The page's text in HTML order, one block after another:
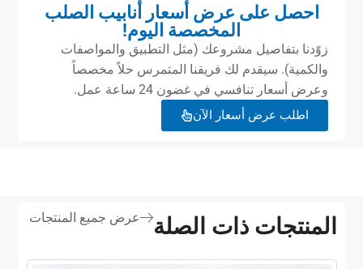
احصل على عرض أسعار أنابيب الصلب
المخصصة اليوم!
زوّدنا بتفاصيل مشروعك (مثل التطبيق والمواصفات
والكمية). سيقدم لك فريقنا المتمرس حلاً مخصصاً
وعرض أسعار تنافسي في غضون 24 ساعة عمل.
اطلب عرض أسعار الآن
المنتجات ذات الصلة عرض جميع المنتجات